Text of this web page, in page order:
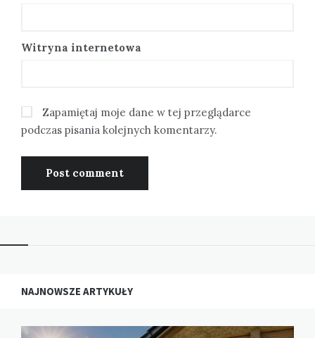
Witryna internetowa
Zapamiętaj moje dane w tej przeglądarce
podczas pisania kolejnych komentarzy.
NAJNOWSZE ARTYKUŁY